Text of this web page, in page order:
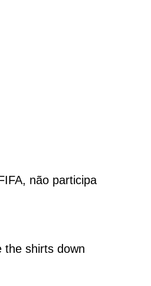
não participa
the shirts down